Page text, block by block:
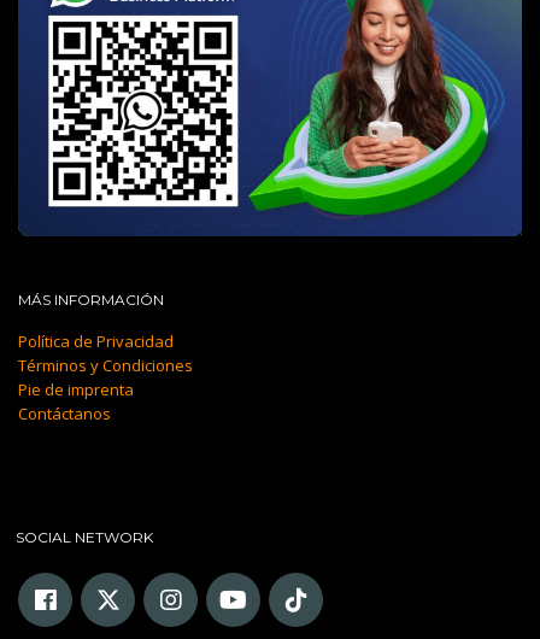
MÁS INFORMACIÓN
Política de Privacidad
Términos y Condiciones
Pie de imprenta
Contáctanos
SOCIAL NETWORK